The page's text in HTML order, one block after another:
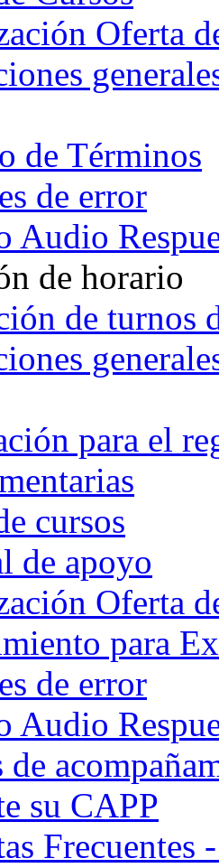
Oferta
de Términos
de error
Audio
de horario
de turnos
para el
cursos
de apoyo
Oferta
para
de error
Audio
de
su CAPP
Frecuentes